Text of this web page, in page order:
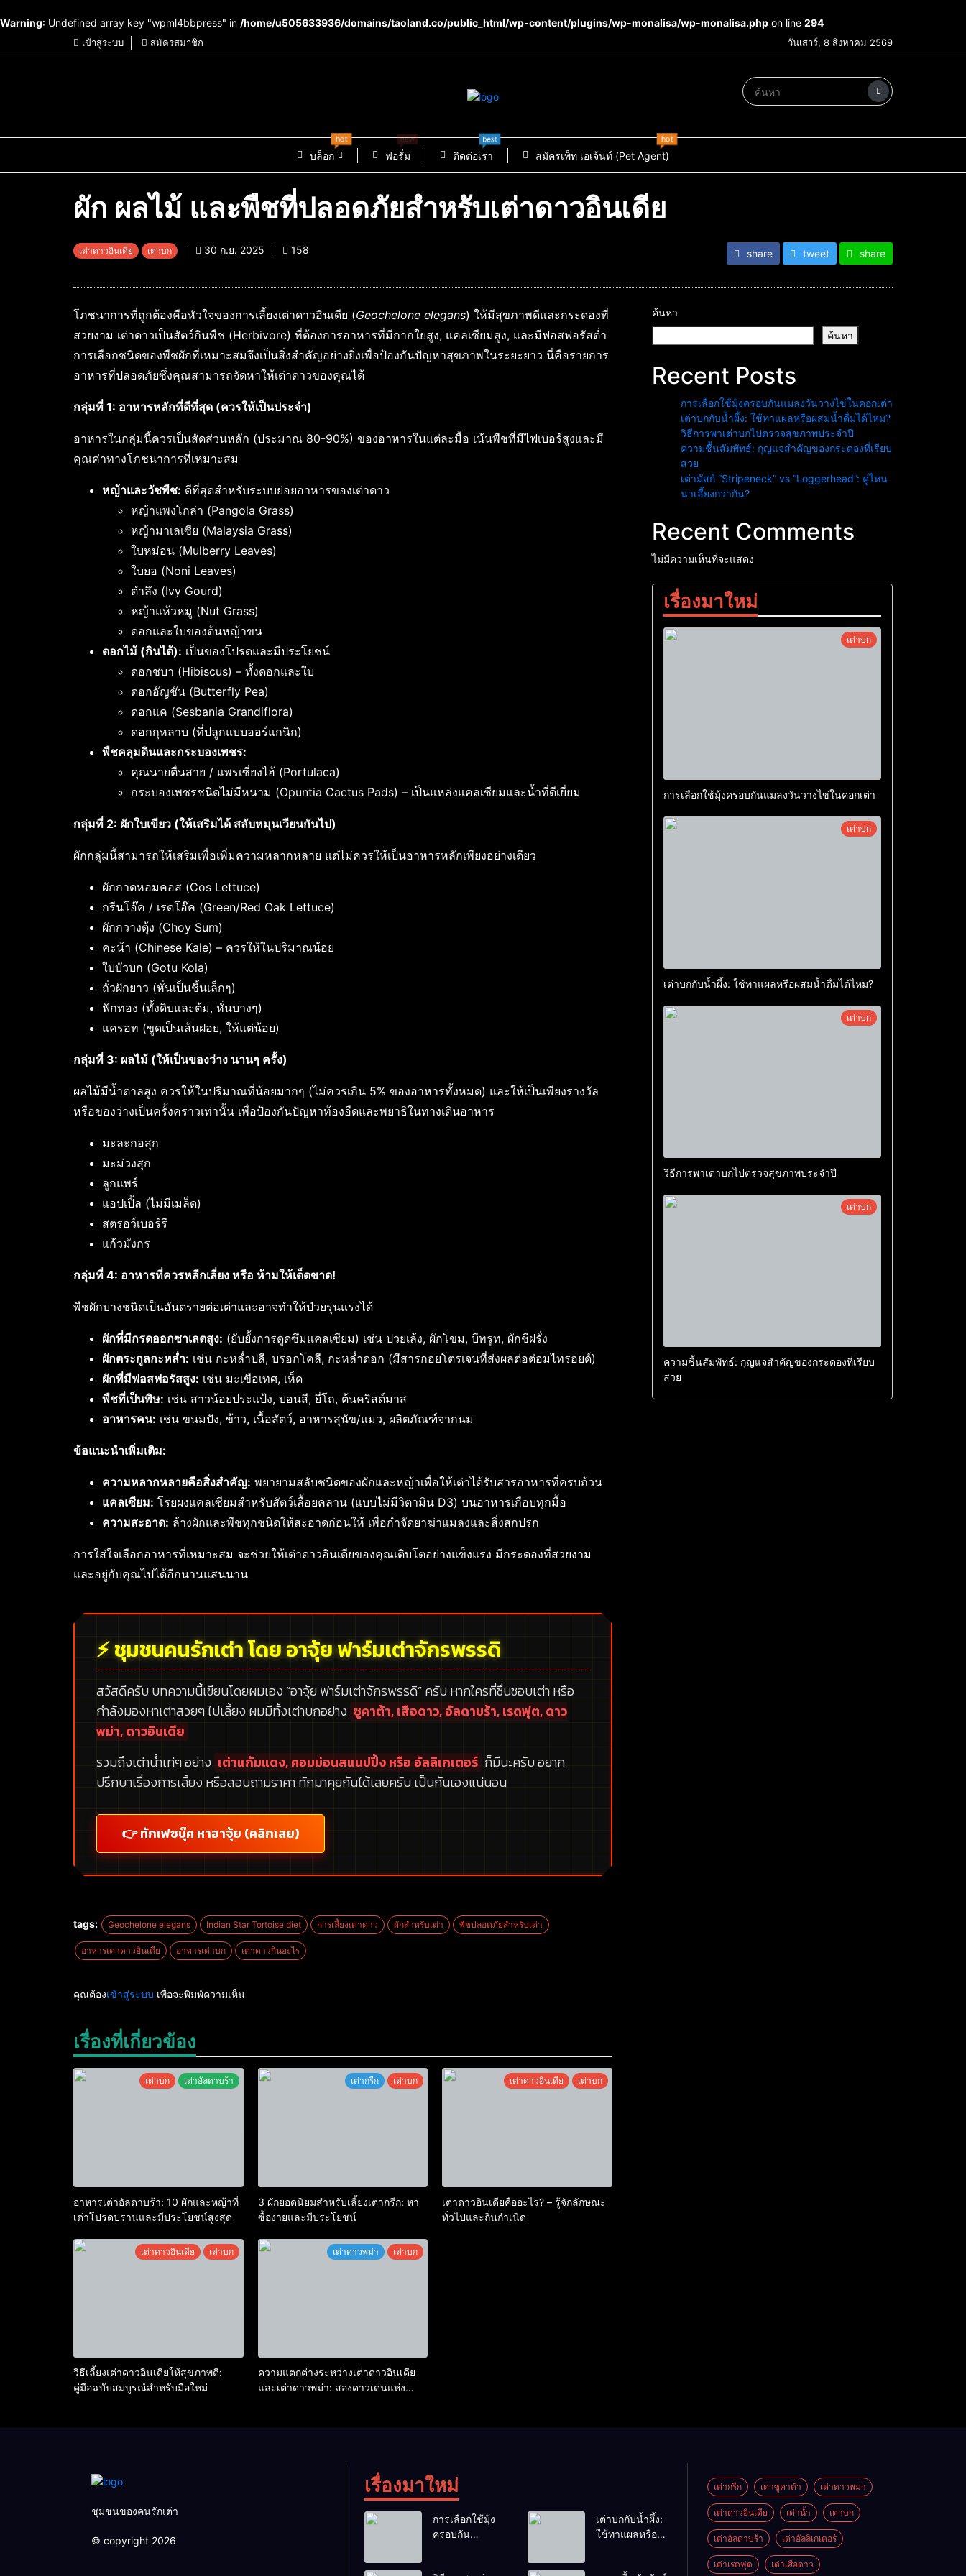
Warning: Undefined array key "wpml4bbpress" in /home/u505633936/domains/taoland.co/public_html/wp-content/plugins/wp-monalisa/wp-monalisa.php on line 294
เข้าสู่ระบบ สมัครสมาชิก วันเสาร์, 8 สิงหาคม 2569
บล็อก
hot
ฟอรั่ม
new
ติดต่อเรา
best
สมัครเพ็ท เอเจ้นท์ (Pet Agent)
hot
ผัก ผลไม้ และพืชที่ปลอดภัยสำหรับเต่าดาวอินเดีย
เต่าดาวอินเดีย เต่าบก 30 ก.ย. 2025 158 share tweet share
โภชนาการที่ถูกต้องคือหัวใจของการเลี้ยงเต่าดาวอินเดีย (Geochelone elegans) ให้มีสุขภาพดีและกระดองที่
สวยงาม เต่าดาวเป็นสัตว์กินพืช (Herbivore) ที่ต้องการอาหารที่มีกากใยสูง, แคลเซียมสูง, และมีฟอสฟอรัสต่ำ
การเลือกชนิดของพืชผักที่เหมาะสมจึงเป็นสิ่งสำคัญอย่างยิ่งเพื่อป้องกันปัญหาสุขภาพในระยะยาว นี่คือรายการ
อาหารที่ปลอดภัยซึ่งคุณสามารถจัดหาให้เต่าดาวของคุณได้
กลุ่มที่ 1: อาหารหลักที่ดีที่สุด (ควรให้เป็นประจำ)
อาหารในกลุ่มนี้ควรเป็นสัดส่วนหลัก (ประมาณ 80-90%) ของอาหารในแต่ละมื้อ เน้นพืชที่มีไฟเบอร์สูงและมี
คุณค่าทางโภชนาการที่เหมาะสม
หญ้าและวัชพืช: ดีที่สุดสำหรับระบบย่อยอาหารของเต่าดาว
หญ้าแพงโกล่า (Pangola Grass)
หญ้ามาเลเซีย (Malaysia Grass)
ใบหม่อน (Mulberry Leaves)
ใบยอ (Noni Leaves)
ตำลึง (Ivy Gourd)
หญ้าแห้วหมู (Nut Grass)
ดอกและใบของต้นหญ้าขน
ดอกไม้ (กินได้): เป็นของโปรดและมีประโยชน์
ดอกชบา (Hibiscus) – ทั้งดอกและใบ
ดอกอัญชัน (Butterfly Pea)
ดอกแค (Sesbania Grandiflora)
ดอกกุหลาบ (ที่ปลูกแบบออร์แกนิก)
พืชคลุมดินและกระบองเพชร:
คุณนายตื่นสาย / แพรเซี่ยงไฮ้ (Portulaca)
กระบองเพชรชนิดไม่มีหนาม (Opuntia Cactus Pads) – เป็นแหล่งแคลเซียมและน้ำที่ดีเยี่ยม
กลุ่มที่ 2: ผักใบเขียว (ให้เสริมได้ สลับหมุนเวียนกันไป)
ผักกลุ่มนี้สามารถให้เสริมเพื่อเพิ่มความหลากหลาย แต่ไม่ควรให้เป็นอาหารหลักเพียงอย่างเดียว
ผักกาดหอมคอส (Cos Lettuce)
กรีนโอ๊ค / เรดโอ๊ค (Green/Red Oak Lettuce)
ผักกวางตุ้ง (Choy Sum)
คะน้า (Chinese Kale) – ควรให้ในปริมาณน้อย
ใบบัวบก (Gotu Kola)
ถั่วฝักยาว (หั่นเป็นชิ้นเล็กๆ)
ฟักทอง (ทั้งดิบและต้ม, หั่นบางๆ)
แครอท (ขูดเป็นเส้นฝอย, ให้แต่น้อย)
กลุ่มที่ 3: ผลไม้ (ให้เป็นของว่าง นานๆ ครั้ง)
ผลไม้มีน้ำตาลสูง ควรให้ในปริมาณที่น้อยมากๆ (ไม่ควรเกิน 5% ของอาหารทั้งหมด) และให้เป็นเพียงรางวัล
หรือของว่างเป็นครั้งคราวเท่านั้น เพื่อป้องกันปัญหาท้องอืดและพยาธิในทางเดินอาหาร
มะละกอสุก
มะม่วงสุก
ลูกแพร์
แอปเปิ้ล (ไม่มีเมล็ด)
สตรอว์เบอร์รี
แก้วมังกร
กลุ่มที่ 4: อาหารที่ควรหลีกเลี่ยง หรือ ห้ามให้เด็ดขาด!
พืชผักบางชนิดเป็นอันตรายต่อเต่าและอาจทำให้ป่วยรุนแรงได้
ผักที่มีกรดออกซาเลตสูง: (ยับยั้งการดูดซึมแคลเซียม) เช่น ปวยเล้ง, ผักโขม, บีทรูท, ผักชีฝรั่ง
ผักตระกูลกะหล่ำ: เช่น กะหล่ำปลี, บรอกโคลี, กะหล่ำดอก (มีสารกอยโตรเจนที่ส่งผลต่อต่อมไทรอยด์)
ผักที่มีฟอสฟอรัสสูง: เช่น มะเขือเทศ, เห็ด
พืชที่เป็นพิษ: เช่น สาวน้อยประแป้ง, บอนสี, ยี่โถ, ต้นคริสต์มาส
อาหารคน: เช่น ขนมปัง, ข้าว, เนื้อสัตว์, อาหารสุนัข/แมว, ผลิตภัณฑ์จากนม
ข้อแนะนำเพิ่มเติม:
ความหลากหลายคือสิ่งสำคัญ: พยายามสลับชนิดของผักและหญ้าเพื่อให้เต่าได้รับสารอาหารที่ครบถ้วน
แคลเซียม: โรยผงแคลเซียมสำหรับสัตว์เลื้อยคลาน (แบบไม่มีวิตามิน D3) บนอาหารเกือบทุกมื้อ
ความสะอาด: ล้างผักและพืชทุกชนิดให้สะอาดก่อนให้ เพื่อกำจัดยาฆ่าแมลงและสิ่งสกปรก
การใส่ใจเลือกอาหารที่เหมาะสม จะช่วยให้เต่าดาวอินเดียของคุณเติบโตอย่างแข็งแรง มีกระดองที่สวยงาม
และอยู่กับคุณไปได้อีกนานแสนนาน
⚡ ชุมชนคนรักเต่า โดย อาจุ้ย ฟาร์มเต่าจักรพรรดิ
สวัสดีครับ บทความนี้เขียนโดยผมเอง “อาจุ้ย ฟาร์มเต่าจักรพรรดิ”ครับ หากใครที่ชื่นชอบเต่า หรือ
กำลังมองหาเต่าสวยๆ ไปเลี้ยง ผมมีทั้งเต่าบกอย่าง ซูคาต้า, เสือดาว, อัลดาบร้า, เรดฟุต, ดาว
พม่า, ดาวอินเดีย
รวมถึงเต่าน้ำเท่ๆ อย่าง เต่าแก้มแดง, คอมม่อนสแนปปิ้ง หรือ อัลลิเกเตอร์ ก็มีนะครับ อยาก
ปรึกษาเรื่องการเลี้ยง หรือสอบถามราคา ทักมาคุยกันได้เลยครับ เป็นกันเองแน่นอน
👉 ทักเฟซบุ๊ค หาอาจุ้ย (คลิกเลย)
tags: Geochelone elegans Indian Star Tortoise diet การเลี้ยงเต่าดาว ผักสำหรับเต่า พืชปลอดภัยสำหรับเต่า
อาหารเต่าดาวอินเดีย อาหารเต่าบก เต่าดาวกินอะไร
คุณต้องเข้าสู่ระบบ เพื่อจะพิมพ์ความเห็น
เรื่องที่เกี่ยวข้อง
เต่าบก เต่าอัลดาบร้า
อาหารเต่าอัลดาบร้า: 10 ผักและหญ้าที่
เต่าโปรดปรานและมีประโยชน์สูงสุด
เต่ากรีก เต่าบก
3 ผักยอดนิยมสำหรับเลี้ยงเต่ากรีก: หา
ซื้อง่ายและมีประโยชน์
เต่าดาวอินเดีย เต่าบก
เต่าดาวอินเดียคืออะไร? – รู้จักลักษณะ
ทั่วไปและถิ่นกำเนิด
เต่าดาวอินเดีย เต่าบก
วิธีเลี้ยงเต่าดาวอินเดียให้สุขภาพดี:
คู่มือฉบับสมบูรณ์สำหรับมือใหม่
เต่าดาวพม่า เต่าบก
ความแตกต่างระหว่างเต่าดาวอินเดีย
และเต่าดาวพม่า: สองดาวเด่นแห่ง
ค้นหา
ค้นหา
Recent Posts
การเลือกใช้มุ้งครอบกันแมลงวันวางไข่ในคอกเต่า
เต่าบกกับน้ำผึ้ง: ใช้ทาแผลหรือผสมน้ำดื่มได้ไหม?
วิธีการพาเต่าบกไปตรวจสุขภาพประจำปี
ความชื้นสัมพัทธ์: กุญแจสำคัญของกระดองที่เรียบ
สวย
เต่ามัสก์ “Stripeneck” vs “Loggerhead”: คู่ไหน
น่าเลี้ยงกว่ากัน?
Recent Comments
ไม่มีความเห็นที่จะแสดง
เรื่องมาใหม่
เต่าบก
การเลือกใช้มุ้งครอบกันแมลงวันวางไข่ในคอกเต่า
เต่าบก
เต่าบกกับน้ำผึ้ง: ใช้ทาแผลหรือผสมน้ำดื่มได้ไหม?
เต่าบก
วิธีการพาเต่าบกไปตรวจสุขภาพประจำปี
เต่าบก
ความชื้นสัมพัทธ์: กุญแจสำคัญของกระดองที่เรียบ
สวย
ชุมชนของคนรักเต่า
© copyright 2026
เรื่องมาใหม่
การเลือกใช้มุ้ง
ครอบกัน
เต่าบกกับน้ำผึ้ง:
ใช้ทาแผลหรือ
เต่ากรีก เต่าซูคาต้า เต่าดาวพม่า
เต่าดาวอินเดีย เต่าน้ำ เต่าบก
เต่าอัลดาบร้า เต่าอัลลิเกเตอร์
เต่าเรดฟุต เต่าเสือดาว